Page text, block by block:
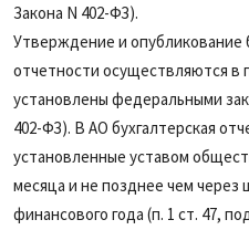
Закона N 402-ФЗ).
Утверждение и опубликование
отчетности осуществляются в
установлены федеральными
402-ФЗ). В АО бухгалтерская
установленные уставом
месяца и не позднее чем через
финансового года (п. 1 ст. 47,